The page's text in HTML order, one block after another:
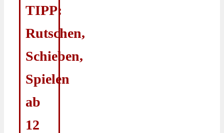
TIPP:
Rutschen,
Schieben,
Spielen
ab
12